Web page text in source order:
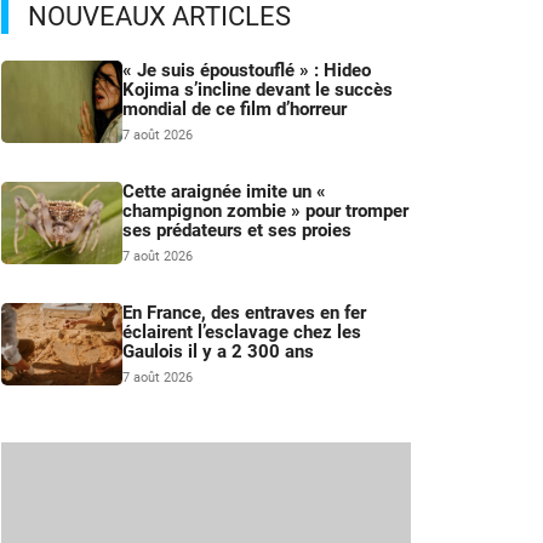
NOUVEAUX ARTICLES
« Je suis époustouflé » : Hideo
Kojima s’incline devant le succès
mondial de ce film d’horreur
7 août 2026
Cette araignée imite un «
champignon zombie » pour tromper
ses prédateurs et ses proies
7 août 2026
En France, des entraves en fer
éclairent l’esclavage chez les
Gaulois il y a 2 300 ans
7 août 2026